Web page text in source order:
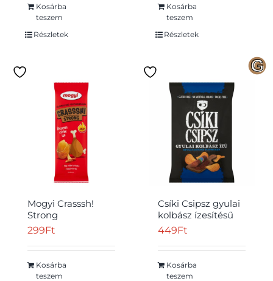
Kosárba
teszem
Részletek
Kosárba
teszem
Részletek
Mogyi Crasssh!
Strong
földimogyoró
tésztabundában
60 g
299Ft
Kosárba
teszem
Csíki Csipsz gyulai
kolbász ízesítésű
burgonyacsipsz 50
449Ft
Kosárba
teszem